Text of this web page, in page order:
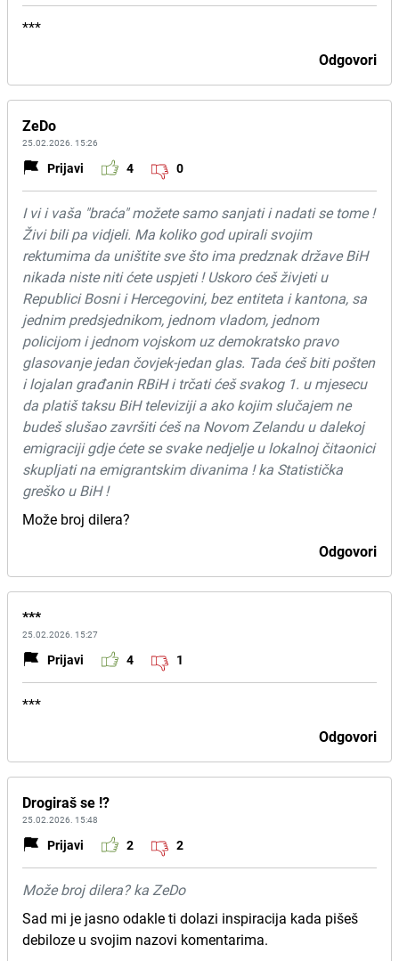
***
Odgovori
ZeDo
25.02.2026. 15:26
Prijavi 4 0
I vi i vaša "braća" možete samo sanjati i nadati se tome !
Živi bili pa vidjeli. Ma koliko god upirali svojim
rektumima da uništite sve što ima predznak države BiH
nikada niste niti ćete uspjeti ! Uskoro ćeš živjeti u
Republici Bosni i Hercegovini, bez entiteta i kantona, sa
jednim predsjednikom, jednom vladom, jednom
policijom i jednom vojskom uz demokratsko pravo
glasovanje jedan čovjek-jedan glas. Tada ćeš biti pošten
i lojalan građanin RBiH i trčati ćeš svakog 1. u mjesecu
da platiš taksu BiH televiziji a ako kojim slučajem ne
budeš slušao završiti ćeš na Novom Zelandu u dalekoj
emigraciji gdje ćete se svake nedjelje u lokalnoj čitaonici
skupljati na emigrantskim divanima ! ka Statistička
greško u BiH !
Može broj dilera?
Odgovori
***
25.02.2026. 15:27
Prijavi 4 1
***
Odgovori
Drogiraš se !?
25.02.2026. 15:48
Prijavi 2 2
Može broj dilera? ka ZeDo
Sad mi je jasno odakle ti dolazi inspiracija kada pišeš
debiloze u svojim nazovi komentarima.